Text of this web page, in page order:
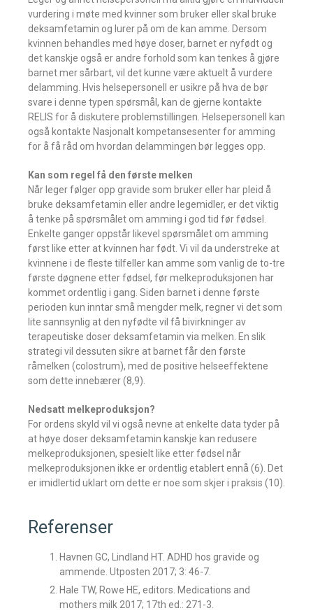
vurdering i møte med kvinner som bruker eller skal bruke
deksamfetamin og lurer på om de kan amme. Dersom
kvinnen behandles med høye doser, barnet er nyfødt og
det kanskje også er andre forhold som kan tenkes å gjøre
barnet mer sårbart, vil det kunne være aktuelt å vurdere
delamming. Hvis helsepersonell er usikre på hva de bør
svare i denne typen spørsmål, kan de gjerne kontakte
RELIS for å diskutere problemstillingen. Helsepersonell kan
også kontakte Nasjonalt kompetansesenter for amming
for å få råd om hvordan delammingen bør legges opp.
Kan som regel få den første melken
Når leger følger opp gravide som bruker eller har pleid å
bruke deksamfetamin eller andre legemidler, er det viktig
å tenke på spørsmålet om amming i god tid før fødsel.
Enkelte ganger oppstår likevel spørsmålet om amming
først like etter at kvinnen har født. Vi vil da understreke at
kvinnene i de fleste tilfeller kan amme som vanlig de to-tre
første døgnene etter fødsel, før melkeproduksjonen har
kommet ordentlig i gang. Siden barnet i denne første
perioden kun inntar små mengder melk, regner vi det som
lite sannsynlig at den nyfødte vil få bivirkninger av
terapeutiske doser deksamfetamin via melken. En slik
strategi vil dessuten sikre at barnet får den første
råmelken (colostrum), med de positive helseeffektene
som dette innebærer (8,9).
Nedsatt melkeproduksjon?
For ordens skyld vil vi også nevne at enkelte data tyder på
at høye doser deksamfetamin kanskje kan redusere
melkeproduksjonen, spesielt like etter fødsel når
melkeproduksjonen ikke er ordentlig etablert ennå (6). Det
er imidlertid uklart om dette er noe som skjer i praksis (10).
Referenser
Havnen GC, Lindland HT. ADHD hos gravide og
ammende. Utposten 2017; 3: 46-7.
Hale TW, Rowe HE, editors. Medications and
mothers milk 2017; 17th ed.: 271-3.